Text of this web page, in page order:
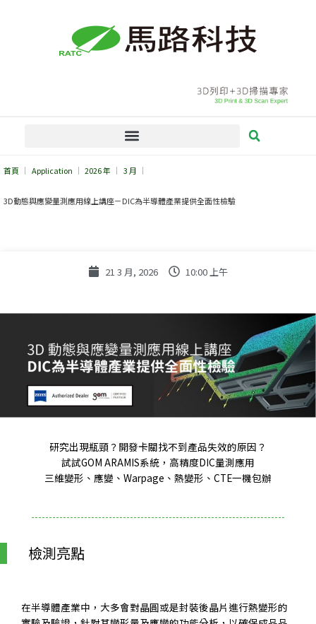
首頁 Application 2026 年 3 月
3D動態與應變量測應用線上講座－DIC為半導體產業提供全面性檢驗
21 3 月, 2026 10:00 上午
研究出現瓶頸？開發卡關找不到產品失效的原因？
試試GOM ARAMIS系統，高精度DIC量測應用
三維變形、應變、Warpage、熱變形、CTE一機包辦
檢測亮點
在半導體產業中，大多會對晶圓或是封裝後晶片進行熱變形的